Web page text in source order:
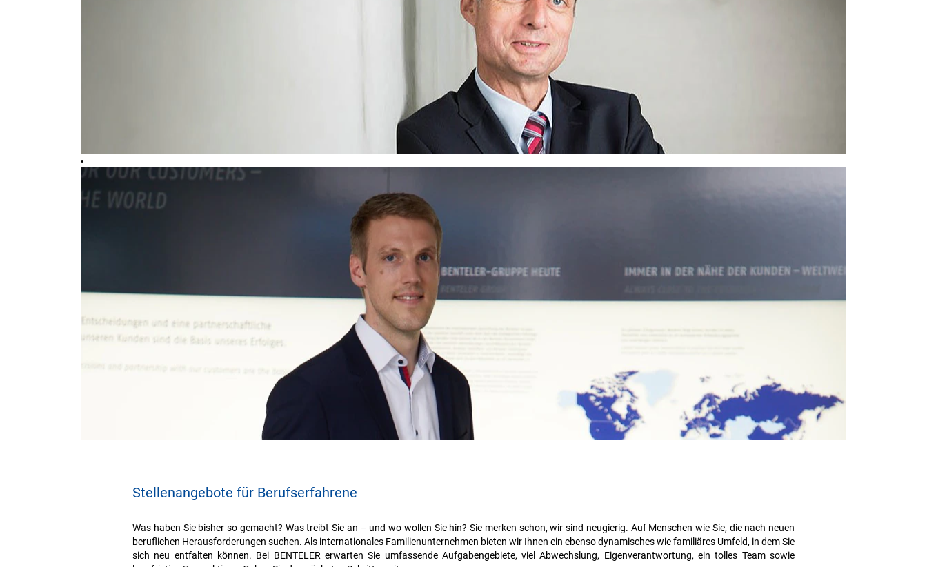
Stellenangebote für Berufserfahrene
Was haben Sie bisher so gemacht? Was treibt Sie an – und wo wollen Sie hin? Sie merken schon, wir sind neugierig. Auf Menschen wie Sie, die nach neuen
beruflichen Herausforderungen suchen. Als internationales Familienunternehmen bieten wir Ihnen ein ebenso dynamisches wie familiäres Umfeld, in dem Sie
sich neu entfalten können. Bei BENTELER erwarten Sie umfassende Aufgabengebiete, viel Abwechslung, Eigenverantwortung, ein tolles Team sowie